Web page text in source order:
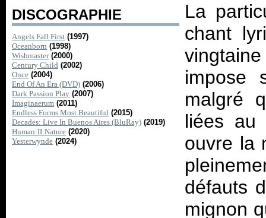
DISCOGRAPHIE
Angels Fall First (1997)
Oceanborn (1998)
Wishmaster (2000)
Century Child (2002)
Once (2004)
End Of An Era (DVD) (2006)
Dark Passion Play (2007)
Imaginaerum (2011)
Endless Forms Most Beautiful (2015)
Decades: Live In Buenos Aires (BluRay) (2019)
Human:II:Nature (2020)
Yesterwynde (2024)
La
chant
impose
malgré
liées au
ouvre la
défauts
mignon